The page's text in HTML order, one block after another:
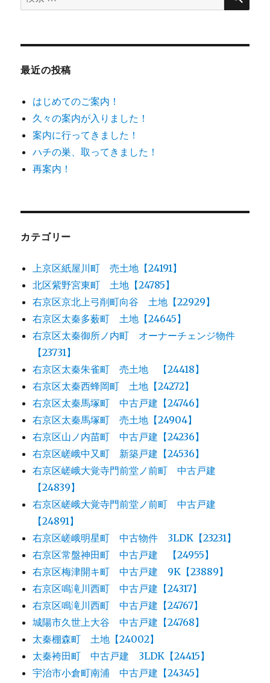
索
象:
最近の投稿
はじめてのご案内！
久々の案内が入りました！
案内に行ってきました！
ハチの巣、取ってきました！
再案内！
カテゴリー
上京区紙屋川町 売土地【24191】
北区紫野宮東町 土地【24785】
右京区京北上弓削町向谷 土地【22929】
右京区太秦多薮町 土地【24645】
右京区太秦御所ノ内町 オーナーチェンジ物件
【23731】
右京区太秦朱雀町 売土地 【24418】
右京区太秦西蜂岡町 土地【24272】
右京区太秦馬塚町 中古戸建【24746】
右京区太秦馬塚町 売土地【24904】
右京区山ノ内苗町 中古戸建【24236】
右京区嵯峨中又町 新築戸建【24536】
右京区嵯峨大覚寺門前堂ノ前町 中古戸建
【24839】
右京区嵯峨大覚寺門前堂ノ前町 中古戸建
【24891】
右京区嵯峨明星町 中古物件 3LDK【23231】
右京区常盤神田町 中古戸建 【24955】
右京区梅津開キ町 中古戸建 9K【23889】
右京区鳴滝川西町 中古戸建【24317】
右京区鳴滝川西町 中古戸建【24767】
城陽市久世上大谷 中古戸建【24768】
太秦棚森町 土地【24002】
太秦袴田町 中古戸建 3LDK【24415】
宇治市小倉町南浦 中古戸建【24345】